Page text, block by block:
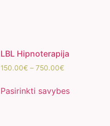
LBL Hipnoterapija
150.00€ – 750.00€
Pasirinkti savybes